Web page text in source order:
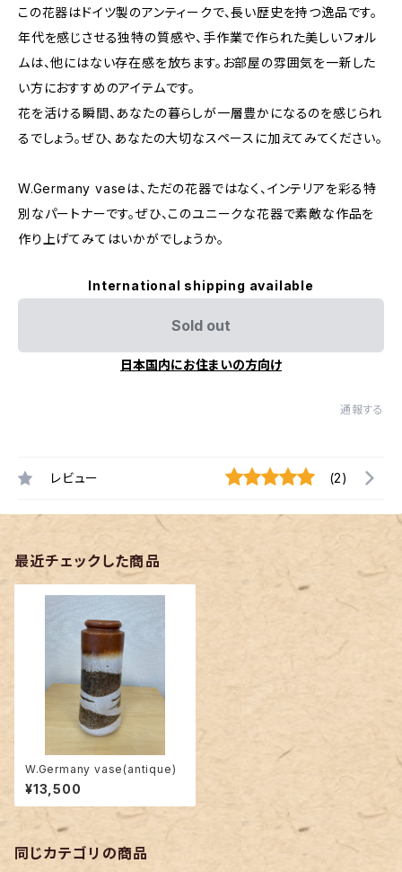
この花器はドイツ製のアンティークで、長い歴史を持つ逸品です。
年代を感じさせる独特の質感や、手作業で作られた美しいフォル
ムは、他にはない存在感を放ちます。お部屋の雰囲気を一新した
い方におすすめのアイテムです。
花を活ける瞬間、あなたの暮らしが一層豊かになるのを感じられ
るでしょう。ぜひ、あなたの大切なスペースに加えてみてください。
W.Germany vaseは、ただの花器ではなく、インテリアを彩る特
別なパートナーです。ぜひ、このユニークな花器で素敵な作品を
作り上げてみてはいかがでしょうか。
International shipping available
Sold out
日本国内にお住まいの方向け
通報する
レビュー (2)
最近チェックした商品
W.Germany vase(antique)
¥13,500
同じカテゴリの商品